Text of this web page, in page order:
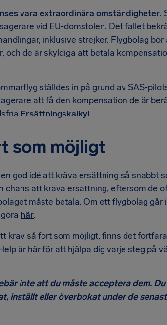
vara extraordinära omständigheter.
vid EU-domstolen. Det fallet
inklusive strejker. Flygbolag bör
och de är skyldiga att betala
ställdes in på grund av SAS-
att få den kompensation de är
Ersättningskalkyl.
som möjligt
god idé att kräva ersättning så snabbt
chans att kräva ersättning, eftersom de
måste betala. Om ett flygbolag går
här.
krav så fort som möjligt, finns det
är här för att hjälpa dig varje steg på
inte att du måste acceptera dem. Du
inställt eller överbokat under de